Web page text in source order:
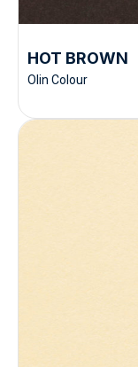
HOT BROWN
Olin Colour